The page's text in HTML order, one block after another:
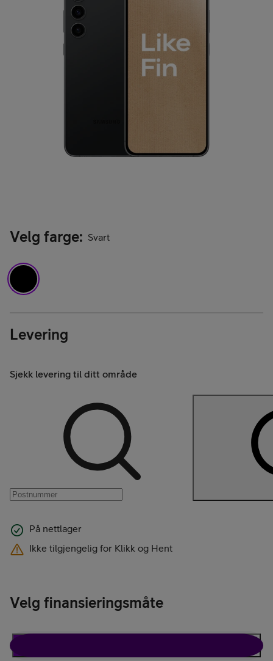
Velg farge: Svart
Levering
Sjekk levering til ditt område
På nettlager
Ikke tilgjengelig for Klikk og Hent
Velg finansieringsmåte